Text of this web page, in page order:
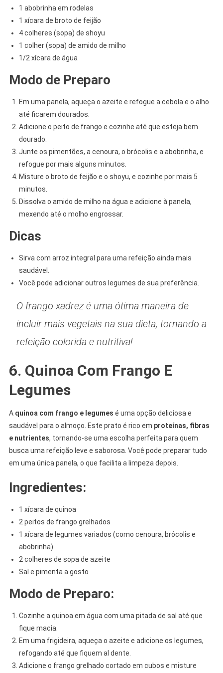
1 abobrinha em rodelas
1 xícara de broto de feijão
4 colheres (sopa) de shoyu
1 colher (sopa) de amido de milho
1/2 xícara de água
Modo de Preparo
Em uma panela, aqueça o azeite e refogue a cebola e o alho
até ficarem dourados.
Adicione o peito de frango e cozinhe até que esteja bem
dourado.
Junte os pimentões, a cenoura, o brócolis e a abobrinha, e
refogue por mais alguns minutos.
Misture o broto de feijão e o shoyu, e cozinhe por mais 5
minutos.
Dissolva o amido de milho na água e adicione à panela,
mexendo até o molho engrossar.
Dicas
Sirva com arroz integral para uma refeição ainda mais
saudável.
Você pode adicionar outros legumes de sua preferência.
O frango xadrez é uma ótima maneira de
incluir mais vegetais na sua dieta, tornando a
refeição colorida e nutritiva!
6. Quinoa Com Frango E
Legumes
A quinoa com frango e legumes é uma opção deliciosa e
saudável para o almoço. Este prato é rico em proteínas, fibras
e nutrientes, tornando-se uma escolha perfeita para quem
busca uma refeição leve e saborosa. Você pode preparar tudo
em uma única panela, o que facilita a limpeza depois.
Ingredientes:
1 xícara de quinoa
2 peitos de frango grelhados
1 xícara de legumes variados (como cenoura, brócolis e
abobrinha)
2 colheres de sopa de azeite
Sal e pimenta a gosto
Modo de Preparo:
Cozinhe a quinoa em água com uma pitada de sal até que
fique macia.
Em uma frigideira, aqueça o azeite e adicione os legumes,
refogando até que fiquem al dente.
Adicione o frango grelhado cortado em cubos e misture